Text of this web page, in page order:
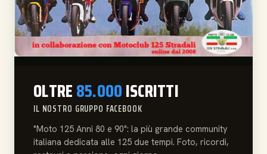
OLTRE85.000ISCRITTI
IL NOSTRO GRUPPO FACEBOOK
"Moto 125 Anni 80 e 90": la più grande community
italiana dedicata alle 125 due tempi. Foto, ricordi,